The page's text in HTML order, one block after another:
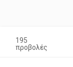
195
προβολές